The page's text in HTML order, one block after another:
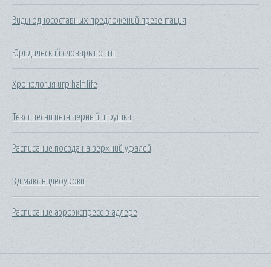
Виды односоставных предложений презентация
Юридический словарь по тгп
Хронология игр half life
Текст песни петя черный игрушка
Расписание поезда на верхний уфалей
3д макс видеоуроки
Расписание аэроэкспресс в адлере